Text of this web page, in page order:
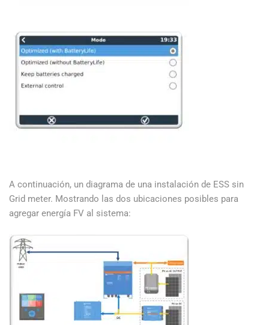
A continuación, un diagrama de una instalación de ESS sin
Grid meter. Mostrando las dos ubicaciones posibles para
agregar energía FV al sistema: